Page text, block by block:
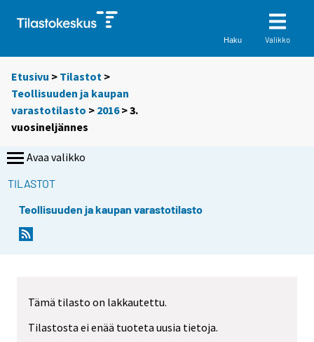
Haku Valikko
Etusivu > Tilastot >
Teollisuuden ja kaupan
varastotilasto > 2016>3.
vuosineljännes
Avaa valikko
TILASTOT
Teollisuuden ja kaupan varastotilasto
Tämä tilasto on lakkautettu.
Tilastosta ei enää tuoteta uusia tietoja.